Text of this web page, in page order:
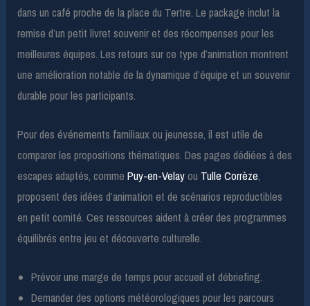
dans un café proche de la place du Tertre. Le package inclut la
remise d’un petit livret souvenir et des récompenses pour les
meilleures équipes. Les retours sur ce type d’animation montrent
une amélioration notable de la dynamique d’équipe et un souvenir
durable pour les participants.
Pour des événements familiaux ou jeunesse, il est utile de
comparer les propositions thématiques. Des pages dédiées à des
escapes adaptés, commePuy-en-Velayou Tulle Corrèze,
proposent des idées d’animation et de scénarios reproductibles
en petit comité. Ces ressources aident à créer des programmes
équilibrés entre jeu et découverte culturelle.
Prévoir une marge de temps pour accueil et débriefing.
Demander des options météorologiques pour les parcours